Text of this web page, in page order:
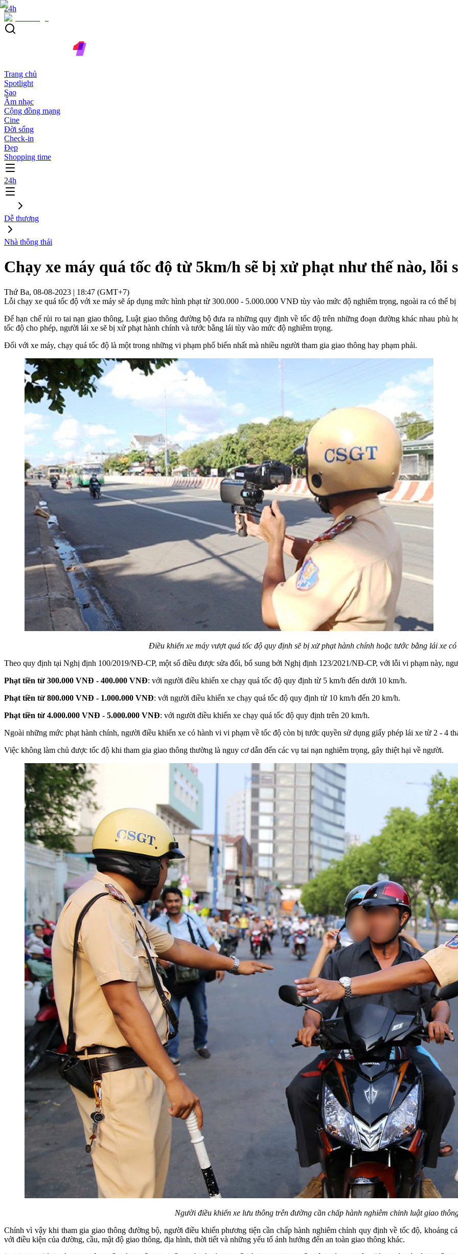
24h
Trang chủ
Spotlight
Sao
Âm nhạc
Cộng đồng mạng
Cine
Đời sống
Check-in
Đẹp
Shopping time
24h
Dễ thương
Nhà thông thái
Chạy xe máy quá tốc độ từ 5km/h sẽ bị xử phạt như thế nào, lỗi
Thứ Ba, 08-08-2023 | 18:47 (GMT+7)
Lỗi chạy xe quá tốc độ với xe máy sẽ áp dụng mức hình phạt từ 300.000 - 5.000.000 VNĐ tùy vào mức độ nghiêm trọng, ngoài ra có thể
Để hạn chế rủi ro tai nạn giao thông, Luật giao thông đường bộ đưa ra những quy định về tốc độ trên những đoạn đường khác nhau phù
tốc độ cho phép, người lái xe sẽ bị xử phạt hành chính và tước bằng lái tùy vào mức độ nghiêm trọng.
Đối với xe máy, chạy quá tốc độ là một trong những vi phạm phổ biến nhất mà nhiều người tham gia giao thông hay phạm phải.
Điều khiển xe máy vượt quá tốc độ quy định sẽ bị xử phạt hành chính hoặc tước bằng lái xe
Theo quy định tại Nghị định 100/2019/NĐ-CP, một số điều được sửa đổi, bổ sung bởi Nghị định 123/2021/NĐ-CP, với lỗi vi phạm này,
Phạt tiền từ 300.000 VNĐ - 400.000 VNĐ: với người điều khiển xe chạy quá tốc độ quy định từ 5 km/h đến dưới 10 km/h.
Phạt tiền từ 800.000 VNĐ - 1.000.000 VNĐ: với người điều khiển xe chạy quá tốc độ quy định từ 10 km/h đến 20 km/h.
Phạt tiền từ 4.000.000 VNĐ - 5.000.000 VNĐ: với người điều khiển xe chạy quá tốc độ quy định trên 20 km/h.
Ngoài những mức phạt hành chính, người điều khiển xe có hành vi vi phạm về tốc độ còn bị tước quyền sử dụng giấy phép lái xe từ 2 - 4
Việc không làm chủ được tốc độ khi tham gia giao thông thường là nguy cơ dẫn đến các vụ tai nạn nghiêm trọng, gây thiệt hại về người.
Người điều khiển xe lưu thông trên đường cần chấp hành nghiêm chỉnh luật giao
Chính vì vậy khi tham gia giao thông đường bộ, người điều khiển phương tiện cần chấp hành nghiêm chỉnh quy định về tốc độ, khoảng
với điều kiện của đường, cầu, mật độ giao thông, địa hình, thời tiết và những yếu tố ảnh hưởng đến an toàn giao thông khác.